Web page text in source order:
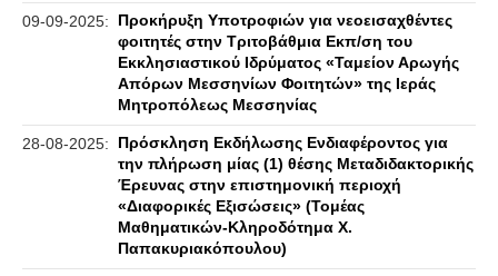
09-09-2025:
Προκήρυξη Υποτροφιών για νεοεισαχθέντες
φοιτητές στην Τριτοβάθμια Εκπ/ση του
Εκκλησιαστικού Ιδρύματος «Ταμείον Αρωγής
Απόρων Μεσσηνίων Φοιτητών» της Ιεράς
Μητροπόλεως Μεσσηνίας
28-08-2025:
Πρόσκληση Εκδήλωσης Ενδιαφέροντος για
την πλήρωση μίας (1) θέσης Μεταδιδακτορικής
Έρευνας στην επιστημονική περιοχή
«Διαφορικές Εξισώσεις» (Τομέας
Μαθηματικών-Κληροδότημα Χ.
Παπακυριακόπουλου)